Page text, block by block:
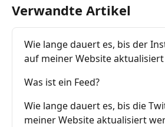
Verwandte Artikel
Wie lange dauert es, bis der
auf meiner Website
Was ist ein Feed?
Wie lange dauert es, bis die
meiner Website aktualisiert